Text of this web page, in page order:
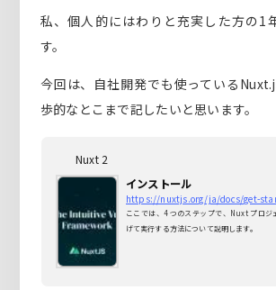
私、個人的にはわりと充実した方の1
す。
今回は、自社開発でも使っている
歩的なとこまで記したいと思います。
Nuxt 2
インストール
ここでは、4 つのステップで、Nuxt プロジ
げて実行する方法について説明します。